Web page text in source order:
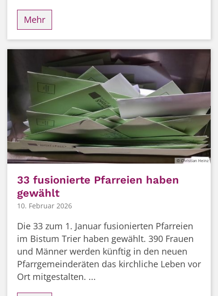
Mehr
© Christian Heinz
33 fusionierte Pfarreien haben
gewählt
10. Februar 2026
Die 33 zum 1. Januar fusionierten Pfarreien
im Bistum Trier haben gewählt. 390 Frauen
und Männer werden künftig in den neuen
Pfarrgemeinderäten das kirchliche Leben vor
Ort mitgestalten. ...